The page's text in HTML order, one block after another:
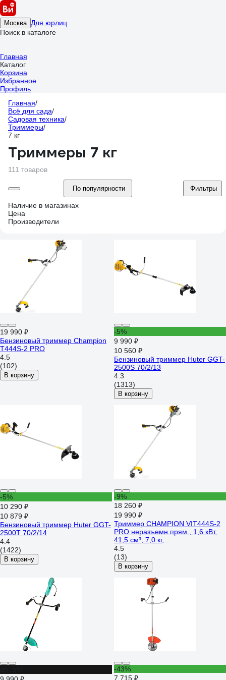
Москва Для юрлиц
Поиск в каталоге
Главная
Каталог
Корзина
Избранное
Профиль
Главная/
Всё для сада/
Садовая техника/
Триммеры/
7 кг
Триммеры 7 кг
111 товаров
По популярности Фильтры
Наличие в магазинах
Цена
Производители
19 990 ₽
Бензиновый триммер Champion
T444S-2 PRO
4.5
(102)
В корзину
-5%
9 990 ₽
10 560 ₽
Бензиновый триммер Huter GGT-
2500S 70/2/13
4.3
(1313)
В корзину
-5%
10 290 ₽
10 879 ₽
Бензиновый триммер Huter GGT-
2500Т 70/2/14
4.4
(1422)
В корзину
-9%
18 260 ₽
19 990 ₽
Триммер CHAMPION VIT444S-2
PRO неразъемн.прям., 1,6 кВт,
41,5 см³, 7,0 кг,
HT33+40/255/25,4, U-ручка,
VIT444S-2
4.5
(13)
В корзину
-43%
7 715 ₽